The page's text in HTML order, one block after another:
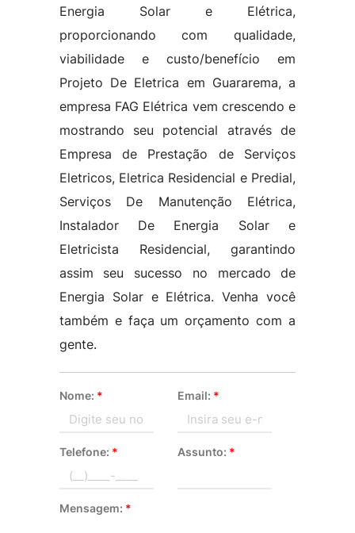
Energia Solar e Elétrica,
proporcionando com qualidade,
viabilidade e custo/benefício em
Projeto De Eletrica em Guararema, a
empresa FAG Elétrica vem crescendo e
mostrando seu potencial através de
Empresa de Prestação de Serviços
Eletricos, Eletrica Residencial e Predial,
Serviços De Manutenção Elétrica,
Instalador De Energia Solar e
Eletricista Residencial, garantindo
assim seu sucesso no mercado de
Energia Solar e Elétrica. Venha você
também e faça um orçamento com a
gente.
Nome: * Email: *
Telefone: * Assunto: *
Mensagem: *